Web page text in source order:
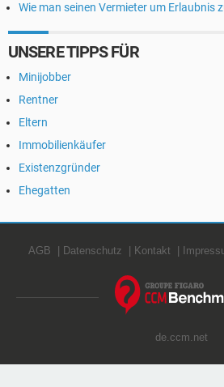
Wie man seinen Vermieter um Erlaubnis
UNSERE TIPPS FÜR
Minijobber
Rentner
Eltern
Immobilienkäufer
Existenzgründer
Ehegatten
AGB Datenschutz Kontakt
de.ccm.net